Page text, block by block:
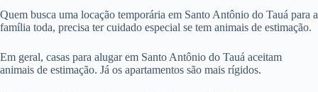
Quem busca uma locação temporária em Santo Antônio do Tauá para a
família toda, precisa ter cuidado especial se tem animais de estimação.
Em geral, casas para alugar em Santo Antônio do Tauá aceitam
animais de estimação. Já os apartamentos são mais rígidos.